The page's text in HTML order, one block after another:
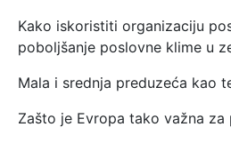
Kako iskoristiti organizaciju
poboljšanje poslovne klime u
Mala i srednja preduzeća kao
Zašto je Evropa tako važna za